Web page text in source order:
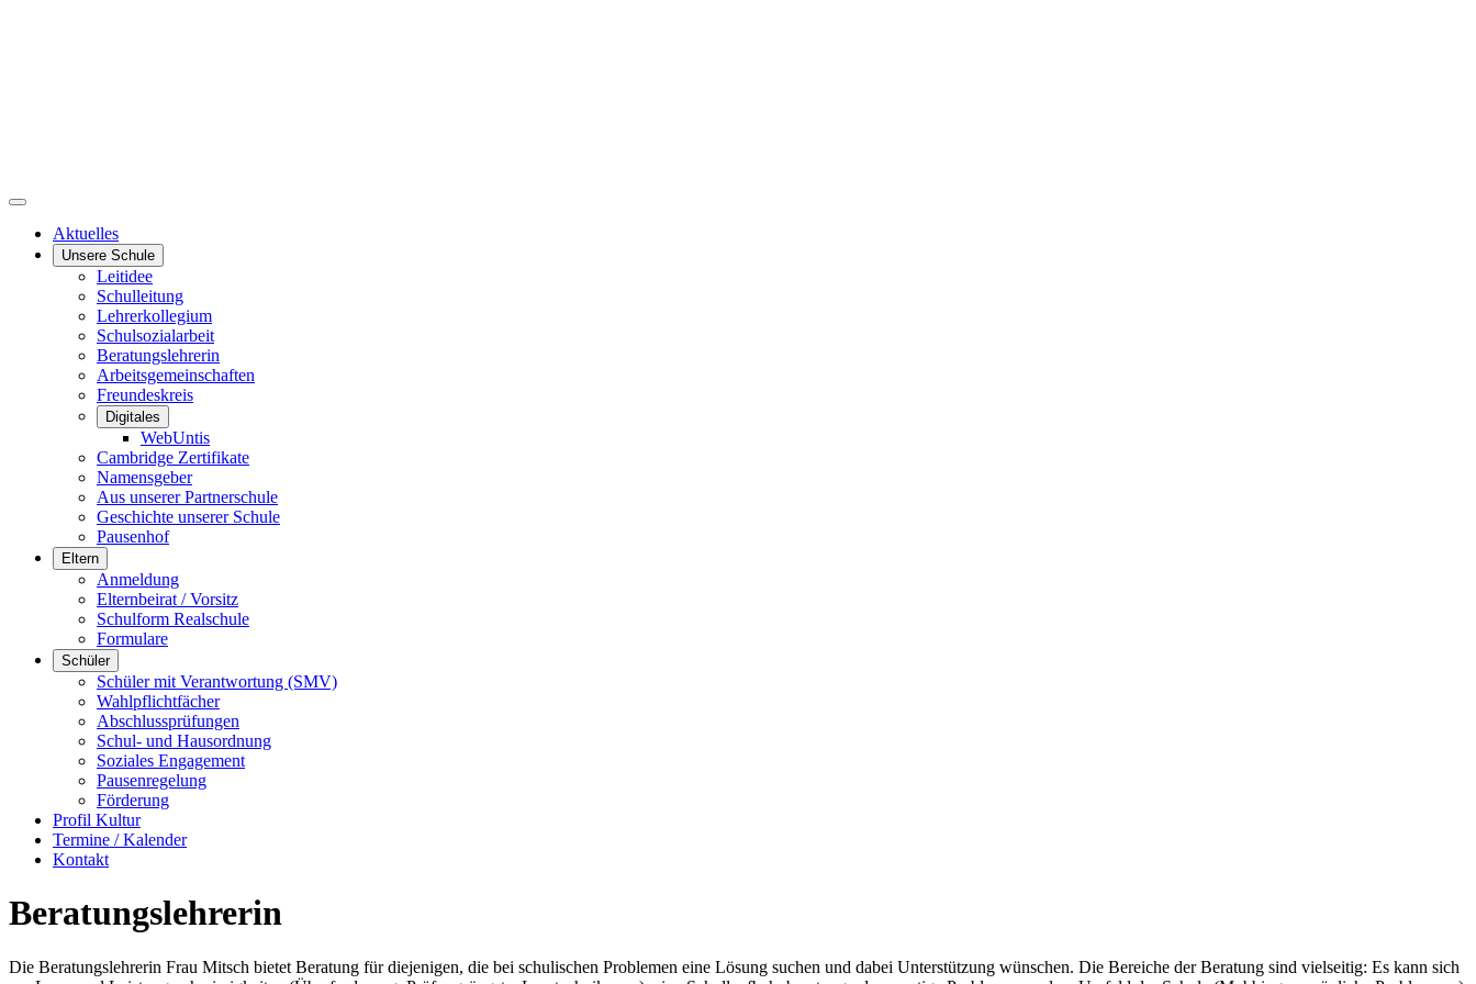
Aktuelles
Unsere Schule
Leitidee
Schulleitung
Lehrerkollegium
Schulsozialarbeit
Beratungslehrerin
Arbeitsgemeinschaften
Freundeskreis
Digitales
WebUntis
Cambridge Zertifikate
Namensgeber
Aus unserer Partnerschule
Geschichte unserer Schule
Pausenhof
Eltern
Anmeldung
Elternbeirat / Vorsitz
Schulform Realschule
Formulare
Schüler
Schüler mit Verantwortung (SMV)
Wahlpflichtfächer
Abschlussprüfungen
Schul- und Hausordnung
Soziales Engagement
Pausenregelung
Förderung
Profil Kultur
Termine / Kalender
Kontakt
Beratungslehrerin
Die Beratungslehrerin Frau Mitsch bietet Beratung für diejenigen, die bei schulischen Problemen eine Lösung suchen und dabei Unterstützung wünschen. Die Bereiche der Beratung sind vielseitig: Es kann sich